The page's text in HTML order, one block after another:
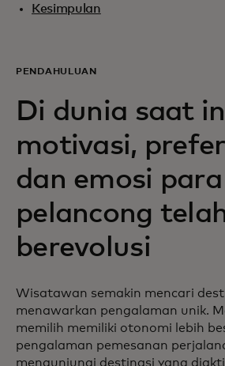
Kesimpulan
PENDAHULUAN
Di dunia saat
motivasi,
dan emosi para
pelancong
berevolusi
Wisatawan semakin mencari
menawarkan pengalaman unik.
memilih memiliki otonomi lebih
pengalaman pemesanan
mengunjungi destinasi yang